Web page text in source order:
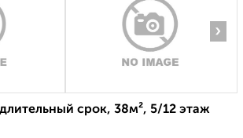
›
срок, 38м², 5/12 этаж